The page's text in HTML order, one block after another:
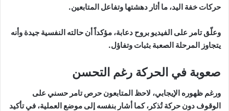
حركات خفة اليد، ما أثار دهشتها وتفاعل المتابعين.
وعلّق تامر على الفيديو بروح دعابة، مؤكداً أن حالته النفسية جيدة وأنه
يتجاوز المرحلة الصعبة بثبات وتفاؤل.
صعوبة في الحركة رغم التحسن
ورغم ظهوره الإيجابي، لاحظ المتابعون حرص تامر حسني على
الوقوف دون حركة تُذكر، كما أشار بنفسه إلى موضع العملية، في تأكيد